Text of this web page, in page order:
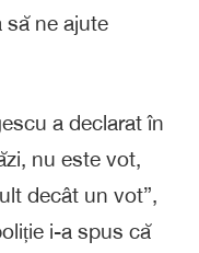
să ne ajute
a declarat în
nu este vot,
decât un vot”,
i-a spus că